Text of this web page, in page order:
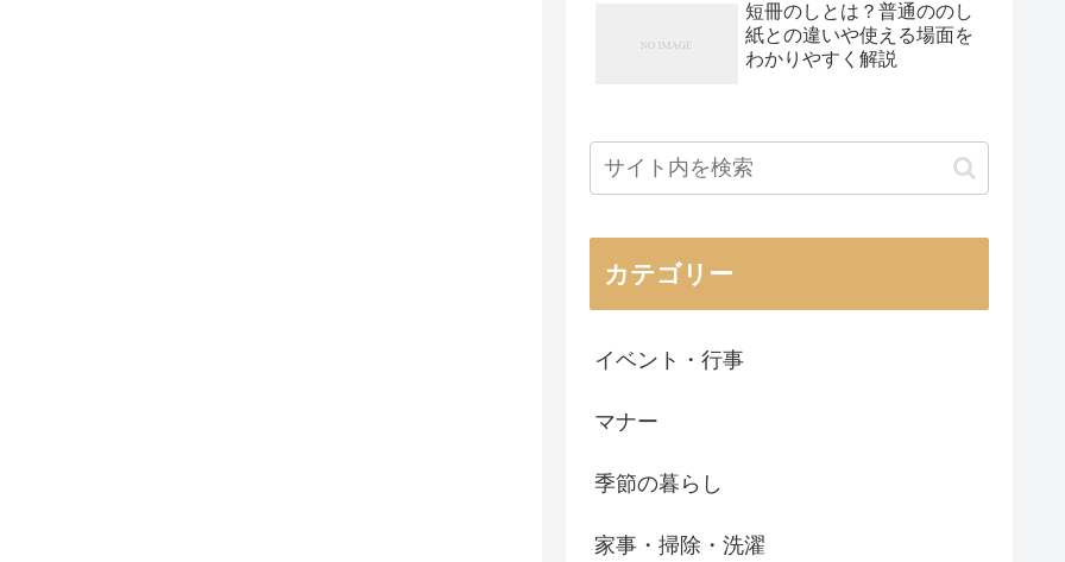
短冊のしとは？普通ののし
紙との違いや使える場面を
わかりやすく解説
カテゴリー
イベント・行事
マナー
季節の暮らし
家事・掃除・洗濯